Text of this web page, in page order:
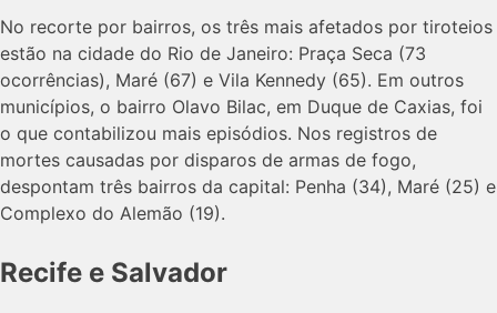
No recorte por bairros, os três mais afetados por tiroteios
estão na cidade do Rio de Janeiro: Praça Seca (73
ocorrências), Maré (67) e Vila Kennedy (65). Em outros
municípios, o bairro Olavo Bilac, em Duque de Caxias, foi
o que contabilizou mais episódios. Nos registros de
mortes causadas por disparos de armas de fogo,
despontam três bairros da capital: Penha (34), Maré (25) e
Complexo do Alemão (19).
Recife e Salvador